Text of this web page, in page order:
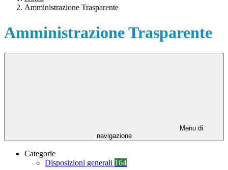
Amministrazione Trasparente
Amministrazione Trasparente
Menu di
navigazione
Categorie
Disposizioni generali 164